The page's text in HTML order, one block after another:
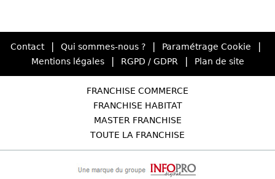
Contact Qui sommes-nous ? Paramétrage Cookie
Mentions légales RGPD / GDPR Plan de site
FRANCHISE COMMERCE
FRANCHISE HABITAT
MASTER FRANCHISE
TOUTE LA FRANCHISE